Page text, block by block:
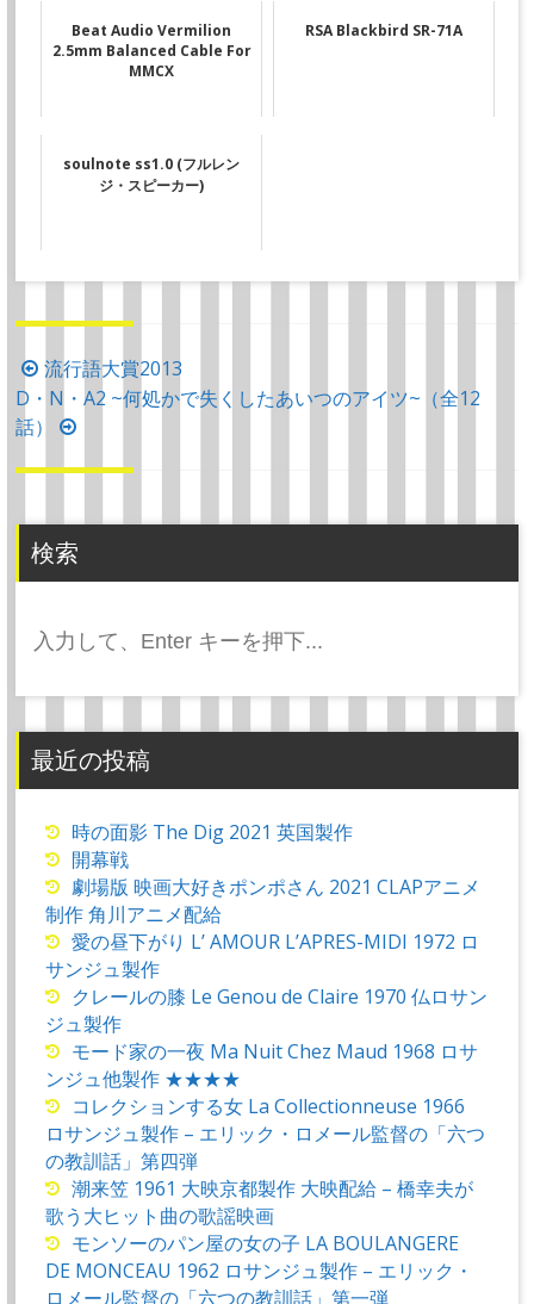
Beat Audio Vermilion
2.5mm Balanced Cable For
MMCX
RSA Blackbird SR-71A
soulnote ss1.0 (フルレン
ジ・スピーカー)
投
稿
ナ
ビ
ー
シ
流行語大賞2013
D・N・A2 ~何処かで失くしたあいつのアイツ~（全12
話）
検索
索:
最近の投稿
時の面影 The Dig 2021 英国製作
開幕戦
劇場版 映画大好きポンポさん 2021 CLAPアニメ
制作 角川アニメ配給
愛の昼下がり L’ AMOUR L’APRES-MIDI 1972 ロ
サンジュ製作
クレールの膝 Le Genou de Claire 1970 仏ロサン
ジュ製作
モード家の一夜 Ma Nuit Chez Maud 1968 ロサ
ンジュ他製作 ★★★★
コレクションする女 La Collectionneuse 1966
ロサンジュ製作 – エリック・ロメール監督の「六つ
の教訓話」第四弾
潮来笠 1961 大映京都製作 大映配給 – 橋幸夫が
歌う大ヒット曲の歌謡映画
モンソーのパン屋の女の子 LA BOULANGERE
DE MONCEAU 1962 ロサンジュ製作 – エリック・
ロメール監督の「六つの教訓話」第一弾